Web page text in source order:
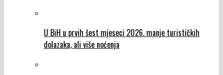
U BiH u prvih šest mjeseci 2026. manje turističkih
dolazaka, ali više noćenja